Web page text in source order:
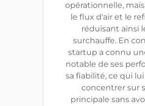
opérationnelle,
le flux d'air et le
réduisant ainsi
surchauffe. En
startup a connu
notable de ses
sa fiabilité, ce qui
concentrer sur
principale sans